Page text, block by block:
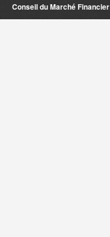
Conseil du Marché Financier